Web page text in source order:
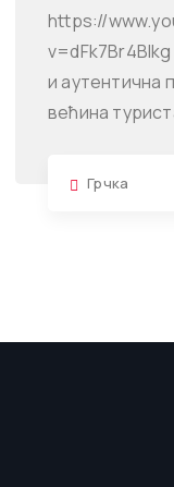
https://
и аутентична
већина
Грчка